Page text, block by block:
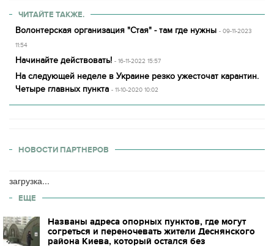
ЧИТАЙТЕ ТАКЖЕ.
Волонтерская организация "Стая" - там где нужны - 09-11-2023
11:54
Начинайте действовать! - 16-11-2022 15:57
На следующей неделе в Украине резко ужесточат карантин.
Четыре главных пункта - 11-10-2020 10:02
НОВОСТИ ПАРТНЕРОВ
загрузка...
ЕЩЕ
Названы адреса опорных пунктов, где могут
согреться и переночевать жители Деснянского
района Киева, который остался без